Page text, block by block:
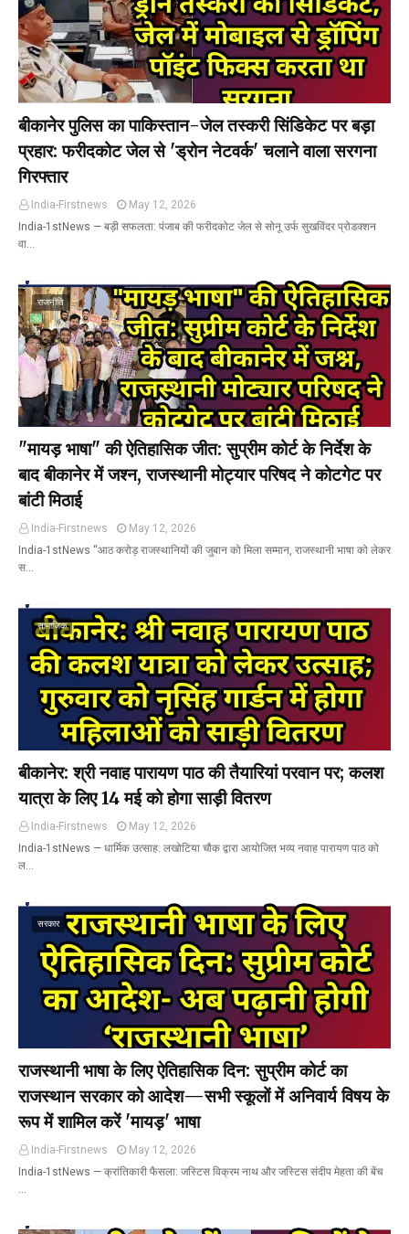
बीकानेर पुलिस का पाकिस्तान-जेल तस्करी सिंडिकेट पर बड़ा
प्रहार: फरीदकोट जेल से 'ड्रोन नेटवर्क' चलाने वाला सरगना
गिरफ्तार
India-Firstnews
May 12, 2026
India-1stNews ​— बड़ी सफलता: पंजाब की फरीदकोट जेल से सोनू उर्फ सुखविंदर प्रोडक्शन
वा…
राजनीति
"मायड़ भाषा" की ऐतिहासिक जीत: सुप्रीम कोर्ट के निर्देश के
बाद बीकानेर में जश्न, राजस्थानी मोट्यार परिषद ने कोटगेट पर
बांटी मिठाई
India-Firstnews
May 12, 2026
India-1stNews “आठ करोड़ राजस्थानियों की जुबान को मिला सम्मान, राजस्थानी भाषा को लेकर
स…
सामाजिक
बीकानेर: श्री नवाह पारायण पाठ की तैयारियां परवान पर; कलश
यात्रा के लिए 14 मई को होगा साड़ी वितरण
India-Firstnews
May 12, 2026
India-1stNews ​— धार्मिक उत्साह: लखोटिया चौक द्वारा आयोजित भव्य नवाह पारायण पाठ को
ल…
सरकार
राजस्थानी भाषा के लिए ऐतिहासिक दिन: सुप्रीम कोर्ट का
राजस्थान सरकार को आदेश—सभी स्कूलों में अनिवार्य विषय के
रूप में शामिल करें 'मायड़' भाषा
India-Firstnews
May 12, 2026
India-1stNews ​— क्रांतिकारी फैसला: जस्टिस विक्रम नाथ और जस्टिस संदीप मेहता की बेंच
…